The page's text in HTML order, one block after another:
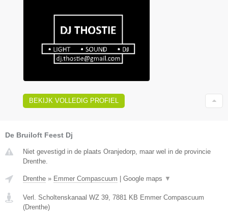
BEKIJK VOLLEDIG PROFIEL
De Bruiloft Feest Dj
Niet gevestigd in de plaats Oranjedorp, maar wel in de provincie
Drenthe.
Drenthe » Emmer Compascuum | Google maps ▼
Verl. Scholtenskanaal WZ 39 7881 KB Emmer Compascuum
(Drenthe)